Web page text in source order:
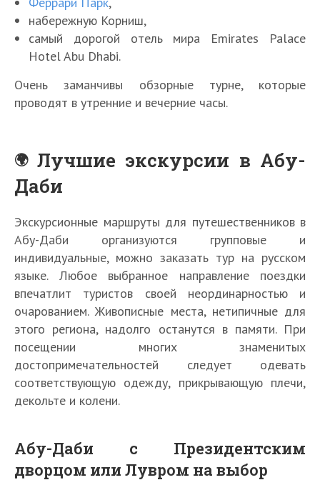
набережную Корниш,
самый дорогой отель мира Emirates Palace
Hotel Abu Dhabi.
Очень заманчивы обзорные турне, которые
проводят в утренние и вечерние часы.
Лучшие экскурсии в Абу-
Даби
Экскурсионные маршруты для путешественников в
Абу-Даби организуются групповые и
индивидуальные, можно заказать тур на русском
языке. Любое выбранное направление поездки
впечатлит туристов своей неординарностью и
очарованием. Живописные места, нетипичные для
этого региона, надолго останутся в памяти. При
посещении многих знаменитых
достопримечательностей следует одевать
соответствующую одежду, прикрывающую плечи,
декольте и колени.
Абу-Даби с Президентским
дворцом или Лувром на выбор